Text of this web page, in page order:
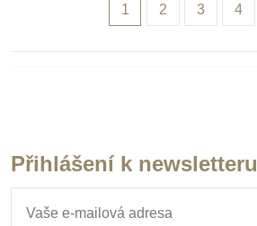
1 2 3 4
Přihlášení k newsletteru